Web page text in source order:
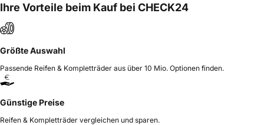
Ihre Vorteile beim Kauf bei CHECK24
Größte Auswahl
Passende Reifen & Kompletträder aus über 10 Mio. Optionen finden.
Günstige Preise
Reifen & Kompletträder vergleichen und sparen.